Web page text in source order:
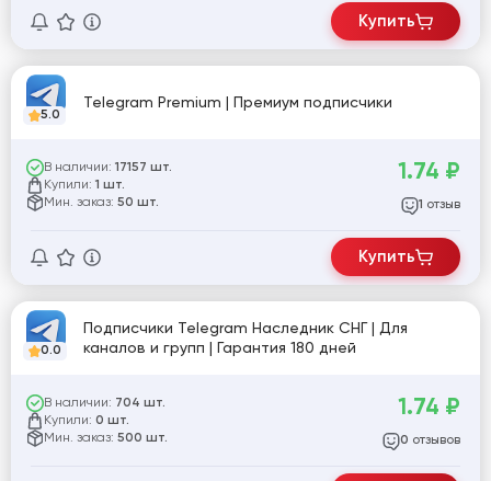
Купить
5.0
Telegram Premium | Премиум подписчики
В наличии: 17157 шт.
Купили: 1 шт.
Мин. заказ: 50 шт.
1.74 ₽
1 отзыв
Купить
0.0
Подписчики Telegram Наследник СНГ | Для
каналов и групп | Гарантия 180 дней
В наличии: 704 шт.
Купили: 0 шт.
Мин. заказ: 500 шт.
1.74 ₽
0 отзывов